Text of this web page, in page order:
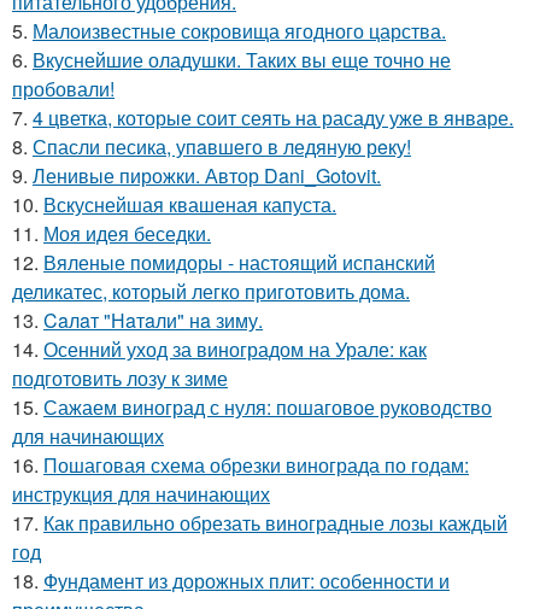
5. Малоизвестные сокровища ягодного царства.
6. Вкуснейшие оладушки. Таких вы еще точно не
пробовали!
7. 4 цветка, которые соит сеять на расаду уже в январе.
8. Спасли песика, упaвшего в ледяную рeку!
9. Ленивые пирожки. Автор Dani_Gotovit.
10. Вскуснейшая квашеная капуста.
11. Моя идея беседки.
12. Вяленые помидоры - настоящий испанский
деликатес, который легко приготовить дома.
13. Caлaт "Нaтaли" нa зиму.
14. Осенний уход за виноградом на Урале: как
подготовить лозу к зиме
15. Сажаем виноград с нуля: пошаговое руководство
для начинающих
16. Пошаговая схема обрезки винограда по годам:
инструкция для начинающих
17. Как правильно обрезать виноградные лозы каждый
год
18. Фундамент из дорожных плит: особенности и